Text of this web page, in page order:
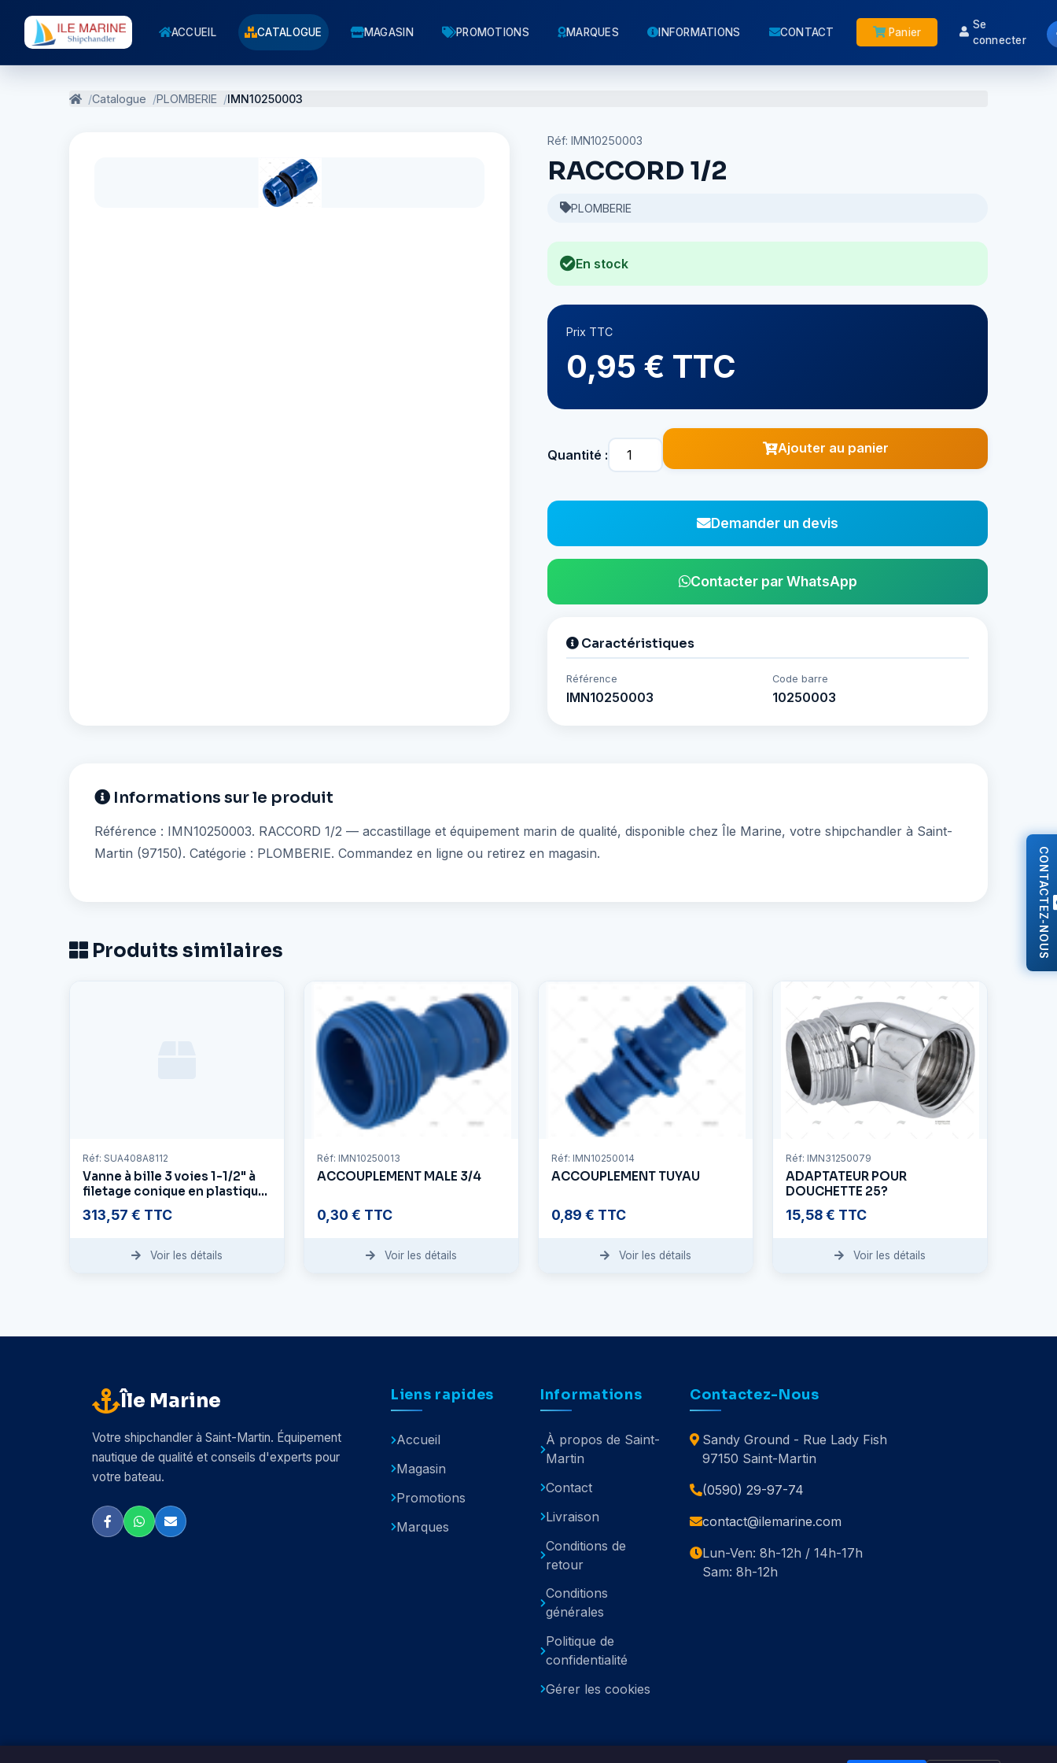
CONTACTEZ-NOUS
ACCUEIL CATALOGUE MAGASIN PROMOTIONS MARQUES INFORMATIONS CONTACT Panier
Se
connecter
Catalogue PLOMBERIE IMN10250003
Réf: IMN10250003
RACCORD 1/2
PLOMBERIE
En stock
Prix TTC
0,95 € TTC
Quantité : Ajouter au panier
Demander un devis
Contacter par WhatsApp
Caractéristiques
Référence
IMN10250003
Code barre
10250003
Informations sur le produit
Référence : IMN10250003. RACCORD 1/2 — accastillage et équipement marin de qualité, disponible chez Île Marine, votre shipchandler à Saint-
Martin (97150). Catégorie : PLOMBERIE. Commandez en ligne ou retirez en magasin.
Produits similaires
Réf: SUA408A8112
Vanne à bille 3 voies 1-1/2" à
filetage conique en plastique
et laiton
313,57 € TTC
Voir les détails
Réf: IMN10250013
ACCOUPLEMENT MALE 3/4
0,30 € TTC
Voir les détails
Réf: IMN10250014
ACCOUPLEMENT TUYAU
0,89 € TTC
Voir les détails
Réf: IMN31250079
ADAPTATEUR POUR
DOUCHETTE 25?
15,58 € TTC
Voir les détails
Île Marine
Votre shipchandler à Saint-Martin. Équipement
nautique de qualité et conseils d'experts pour
votre bateau.
Liens rapides
Accueil
Magasin
Promotions
Marques
Informations
À propos de Saint-
Martin
Contact
Livraison
Conditions de
retour
Conditions
générales
Politique de
confidentialité
Gérer les cookies
Contactez-Nous
Sandy Ground - Rue Lady Fish
97150 Saint-Martin
(0590) 29-97-74
contact@ilemarine.com
Lun-Ven: 8h-12h / 14h-17h
Sam: 8h-12h